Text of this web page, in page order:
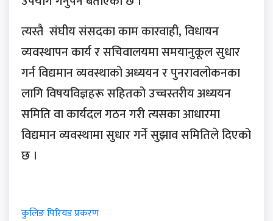
त्यस्तै संघीय संसदका काम कारवाही, विधायन
व्यवस्थापन कार्य र सचिवालयमा समयानुकूल सुधार
गर्न विद्यमान व्यवस्थाको अध्ययन र पुनरावलोकनका
लागि विषयविज्ञहरू सहितको उच्चस्तरीय अध्ययन
समिति वा कार्यदल गठन गरी त्यसका आधारमा
विद्यमान व्यवस्थामा सुधार गर्ने सुझाव समितिले दिएको
छ ।
कुलिङ पिरियड प्रकरण